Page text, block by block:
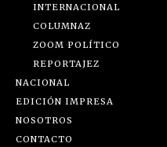
INTERNACIONAL
COLUMNAZ
ZOOM POLÍTICO
REPORTAJEZ
NACIONAL
EDICIÓN IMPRESA
NOSOTROS
CONTACTO